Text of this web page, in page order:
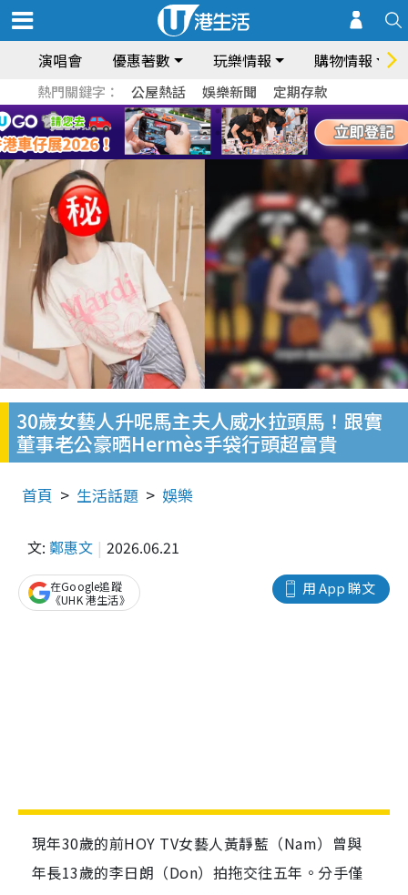
演唱會 優惠著數 玩樂情報 購物情報
熱門關鍵字： 公屋熱話 娛樂新聞 定期存款
30歲女藝人升呢馬主夫人威水拉頭馬！跟實
董事老公豪晒Hermès手袋行頭超富貴
首頁 生活話題 娛樂
文: 鄭惠文 2026.06.21
用 App 睇文
在Google追蹤
《UHK 港生活》
現年30歲的前HOY TV女藝人黃靜藍（Nam）曾與
年長13歲的李日朗（Don）拍拖交往五年。分手僅